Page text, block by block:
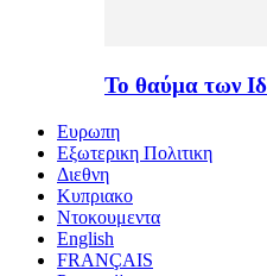
Το θαύμα των
Ευρωπη
Εξωτερικη Πολιτικη
Διεθνη
Κυπριακο
Ντοκουμεντα
English
FRANÇAIS